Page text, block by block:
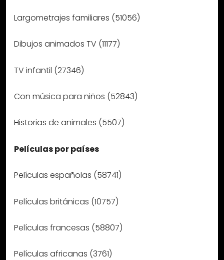
Largometrajes familiares (51056)
Dibujos animados TV (11177)
TV infantil (27346)
Con música para niños (52843)
Historias de animales (5507)
Películas por países
Películas españolas (58741)
Películas británicas (10757)
Películas francesas (58807)
Películas africanas (3761)